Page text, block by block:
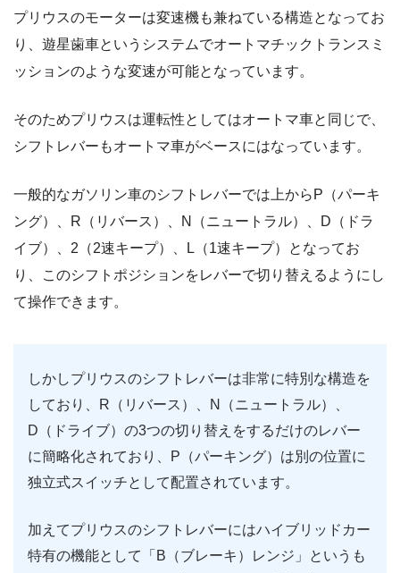
プリウスのモーターは変速機も兼ねている構造となってお
り、遊星歯車というシステムでオートマチックトランスミ
ッションのような変速が可能となっています。
そのためプリウスは運転性としてはオートマ車と同じで、
シフトレバーもオートマ車がベースにはなっています。
一般的なガソリン車のシフトレバーでは上からP（パーキ
ング）、R（リバース）、N（ニュートラル）、D（ドラ
イブ）、2（2速キープ）、L（1速キープ）となってお
り、このシフトポジションをレバーで切り替えるようにし
て操作できます。
しかしプリウスのシフトレバーは非常に特別な構造を
しており、R（リバース）、N（ニュートラル）、
D（ドライブ）の3つの切り替えをするだけのレバー
に簡略化されており、P（パーキング）は別の位置に
独立式スイッチとして配置されています。
加えてプリウスのシフトレバーにはハイブリッドカー
特有の機能として「B（ブレーキ）レンジ」というも